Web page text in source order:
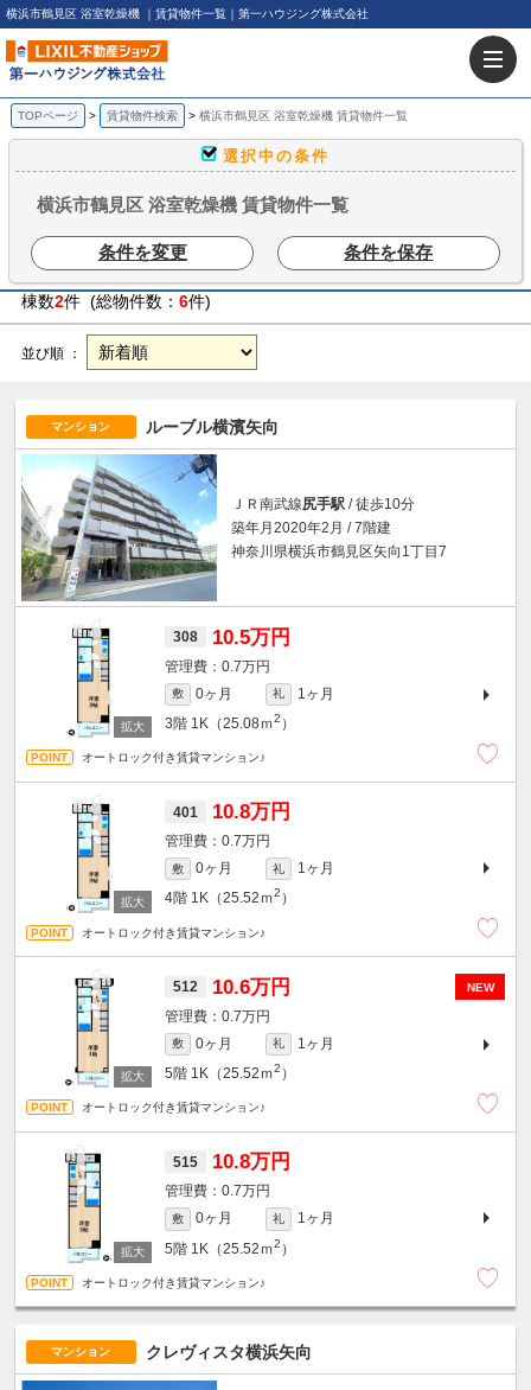
横浜市鶴見区 浴室乾燥機 ｜賃貸物件一覧｜第一ハウジング株式会社
TOPページ 賃貸物件検索 横浜市鶴見区 浴室乾燥機 賃貸物件一覧
選択中の条件
横浜市鶴見区 浴室乾燥機 賃貸物件一覧
条件を変更 条件を保存
棟数2件 (総物件数： 6件)
並び順 ：
マンション ルーブル横濱矢向
ＪＲ南武線尻手駅 / 徒歩10分
築年月2020年2月 / 7階建
神奈川県横浜市鶴見区矢向1丁目7
308 10.5万円
0.7万円
敷 0ヶ月 礼
1ヶ月
3階 1K（25.08ｍ2 ）
オートロック付き賃貸マンション♪
401 10.8万円
0.7万円
敷 0ヶ月 礼
1ヶ月
4階 1K（25.52ｍ2 ）
オートロック付き賃貸マンション♪
NEW
512 10.6万円
0.7万円
敷 0ヶ月 礼
1ヶ月
5階 1K（25.52ｍ2 ）
オートロック付き賃貸マンション♪
515 10.8万円
0.7万円
敷 0ヶ月 礼
1ヶ月
5階 1K（25.52ｍ2 ）
オートロック付き賃貸マンション♪
マンション クレヴィスタ横浜矢向